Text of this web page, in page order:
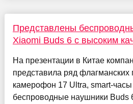
Представлены
Xiaomi Buds 6 с высоким
На презентации в Китае
представила ряд флагманских
камерофон 17 Ultra, smart-часы
беспроводные наушники Buds